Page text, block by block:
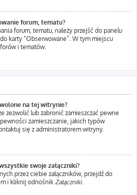
forum, tematu?
forum, tematu, należy przejść do panelu
karty “Obserwowane”. W tym miejscu
i tematów.
na tej witrynie?
zezwolić lub zabronić zamieszczać pewne
zamieszczanie, jakich typów
się z administratorem witryny.
swoje załączniki?
przez ciebie załączników, przejdź do
i kliknij odnośnik Załączniki.